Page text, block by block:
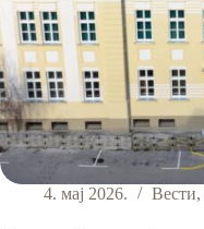
4. мај 2026. Вести,